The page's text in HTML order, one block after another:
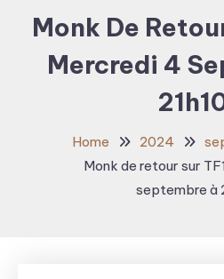
Monk De
Mercredi 4
Home 2024
Monk de retour sur
septembre à